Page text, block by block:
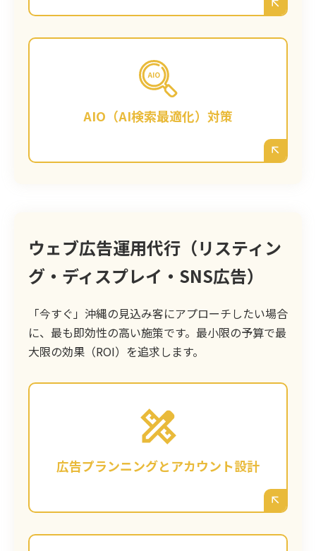
AIO（AI検索最適化）対策
今後主流になると予測されるAIによる検索
（対話型検索）に対応するため、AIが回答の
参照元として選びやすい、信頼性の高い情報
構造をサイトに構築します。
ウェブ広告運用代行（リスティン
グ・ディスプレイ・SNS広告）
「今すぐ」沖縄の見込み客にアプローチしたい場合
に、最も即効性の高い施策です。最小限の予算で最
大限の効果（ROI）を追求します。
広告プランニングとアカウント設計
お客様の目的（集客・採用など）とご予算に
基づき、Googleリスティング広告、
Facebook/Instagram広告など、沖縄のター
ゲットに最も響く媒体を選定。無駄のないア
カウント構成を設計します。